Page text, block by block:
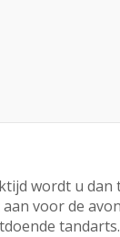
wordt u dan
voor de
tandarts.